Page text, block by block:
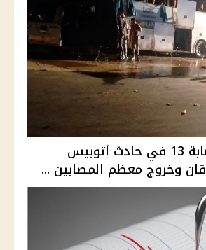
وفاة طفل وإصابة 13 في حادث أتوبيس
وخروج معظم المصابين ...